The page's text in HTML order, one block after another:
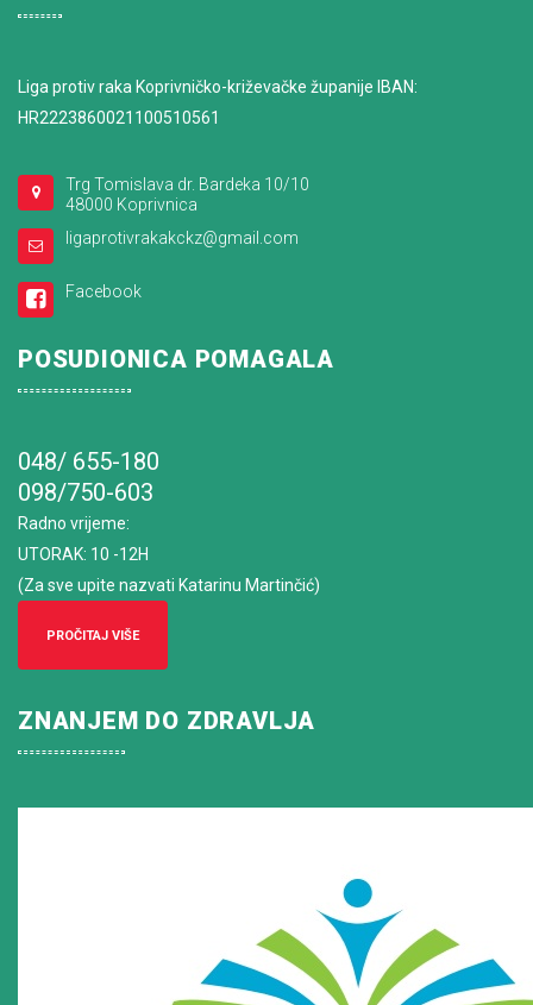
Liga protiv raka Koprivničko-križevačke županije IBAN:
HR2223860021100510561
Trg Tomislava dr. Bardeka 10/10
48000 Koprivnica
ligaprotivrakakckz@gmail.com
Facebook
POSUDIONICA POMAGALA
048/ 655-180
098/750-603
Radno vrijeme:
UTORAK: 10 -12H
(Za sve upite nazvati Katarinu Martinčić)
PROČITAJ VIŠE
ZNANJEM DO ZDRAVLJA